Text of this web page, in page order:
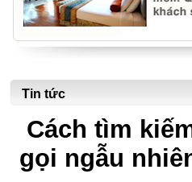
Tin tức
Cách tìm
gọi ngẫu